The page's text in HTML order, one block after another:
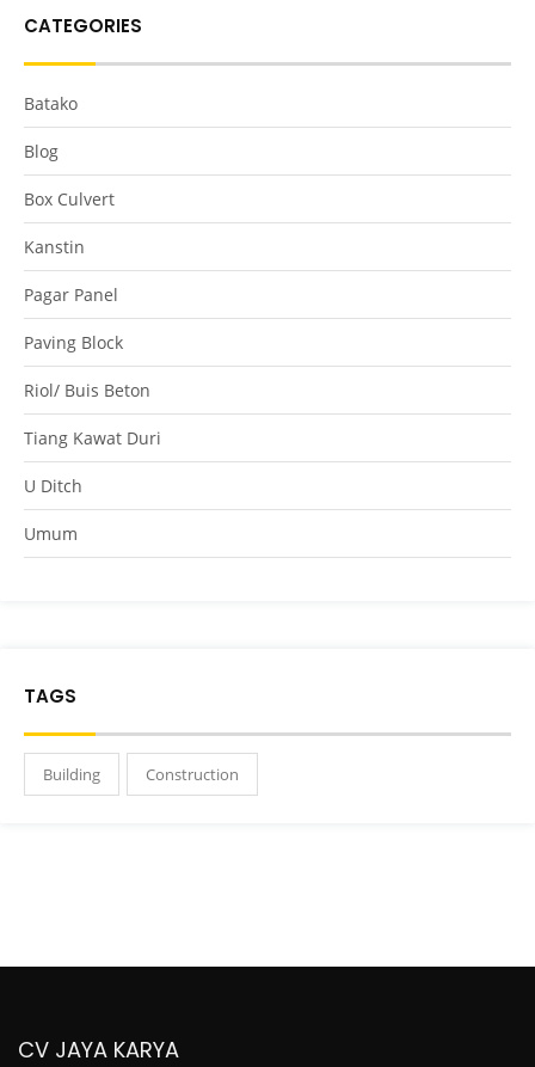
CATEGORIES
Batako
Blog
Box Culvert
Kanstin
Pagar Panel
Paving Block
Riol/ Buis Beton
Tiang Kawat Duri
U Ditch
Umum
TAGS
Building Construction
CV JAYA KARYA